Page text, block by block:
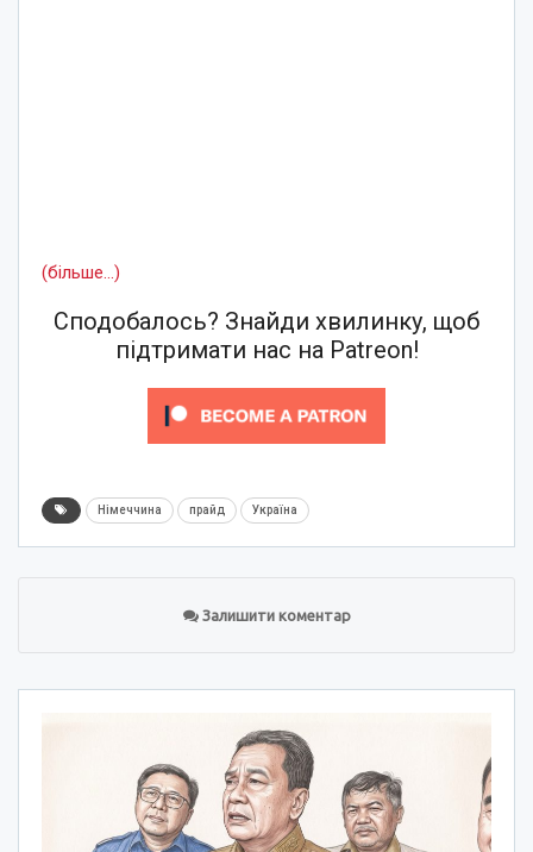
(більше…)
Сподобалось? Знайди хвилинку, щоб
підтримати нас на Patreon!
Німеччина прайд Україна
Залишити коментар